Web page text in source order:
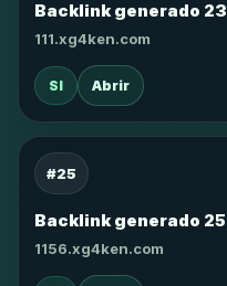
Backlink generado 23
111.xg4ken.com
SI Abrir
#25
Backlink generado 25
1156.xg4ken.com